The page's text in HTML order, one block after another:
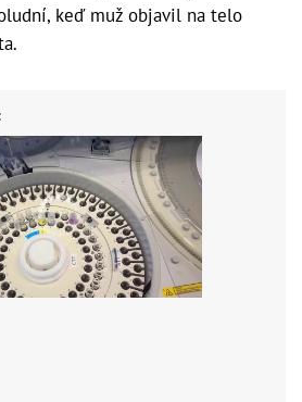
keď muž objavil na telo